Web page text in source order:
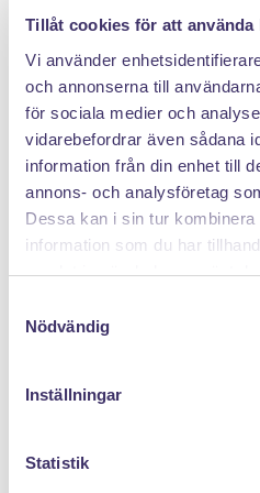
Tillåt cookies för att använda
Vi använder
och annonserna till
för sociala medier och
vidarebefordrar även sådana
information från din enhet till
annons- och analysföretag
Dessa kan i sin tur
information som du har
samlat in när du har använt
Nödvändig
Inställningar
Statistik
Klicka hem